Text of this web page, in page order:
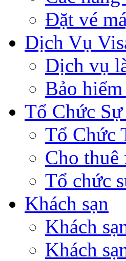
Đặt vé
Dịch Vụ
Dịch vụ
Bảo
Tổ Chức
Tổ Chức
Cho thuê
Tổ chức
Khách sạn
Khách
Khách